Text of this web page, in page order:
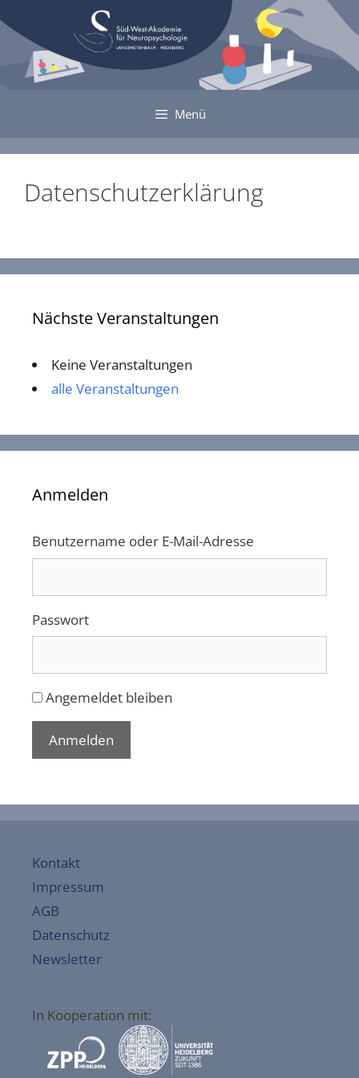
Inhalt
springen
Menü
Datenschutzerklärung
Nächste Veranstaltungen
Keine Veranstaltungen
alle Veranstaltungen
Anmelden
Benutzername oder E-Mail-Adresse
Passwort
Angemeldet bleiben
Anmelden
Kontakt
Impressum
AGB
Datenschutz
Newsletter
In Kooperation mit: